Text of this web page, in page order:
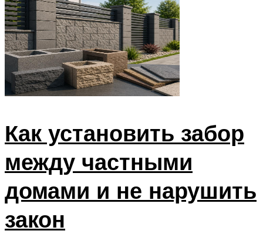
Как установить забор
между частными
домами и не нарушить
закон